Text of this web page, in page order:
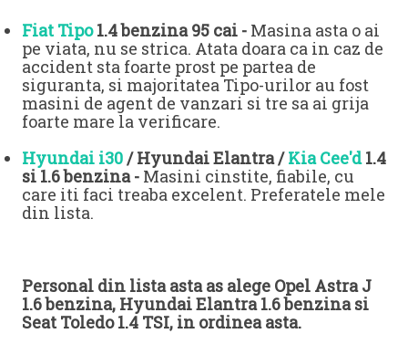
Fiat Tipo1.4 benzina 95 cai - Masina asta o ai
pe viata, nu se strica. Atata doara ca in caz de
accident sta foarte prost pe partea de
siguranta, si majoritatea Tipo-urilor au fost
masini de agent de vanzari si tre sa ai grija
foarte mare la verificare.
Hyundai i30 / Hyundai Elantra /Kia Cee'd1.4
si 1.6 benzina - Masini cinstite, fiabile, cu
care iti faci treaba excelent. Preferatele mele
din lista.
Personal din lista asta as alege Opel Astra J
1.6 benzina, Hyundai Elantra 1.6 benzina si
Seat Toledo 1.4 TSI, in ordinea asta.